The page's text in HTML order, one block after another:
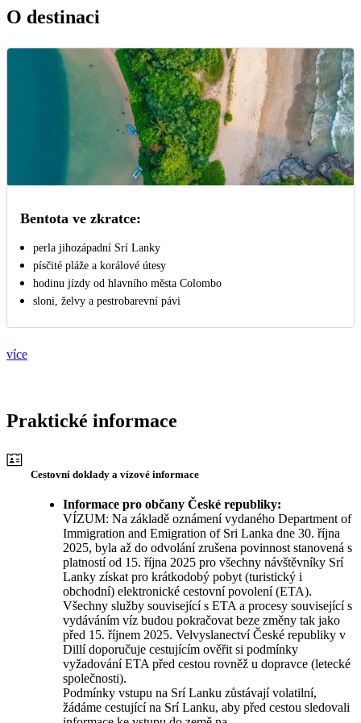
O destinaci
Bentota ve zkratce:
perla jihozápadní Srí Lanky
písčité pláže a korálové útesy
hodinu jízdy od hlavního města Colombo
sloni, želvy a pestrobarevní pávi
více
Praktické informace
Cestovní doklady a vízové informace
Informace pro občany České republiky:
VÍZUM: Na základě oznámení vydaného Department of
Immigration and Emigration of Sri Lanka dne 30. října
2025, byla až do odvolání zrušena povinnost stanovená s
platností od 15. října 2025 pro všechny návštěvníky Srí
Lanky získat pro krátkodobý pobyt (turistický i
obchodní) elektronické cestovní povolení (ETA).
Všechny služby související s ETA a procesy související s
vydáváním víz budou pokračovat beze změny tak jako
před 15. říjnem 2025. Velvyslanectví České republiky v
Dillí doporučuje cestujícím ověřit si podmínky
vyžadování ETA před cestou rovněž u dopravce (letecké
společnosti).
Podmínky vstupu na Srí Lanku zůstávají volatilní,
žádáme cestující na Srí Lanku, aby před cestou sledovali